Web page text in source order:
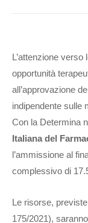
L’attenzione
opportunità
all’approvazione
indipendente sulle
Con la Determina
Italiana del
l’ammissione al
complessivo di
Le risorse,
175/2021),